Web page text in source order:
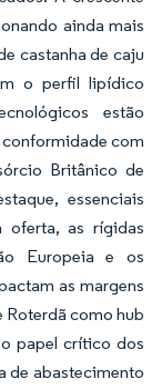
ainda mais
castanha de caju
o perfil lipídico
estão
com
Britânico de
essenciais
oferta, as rígidas
Europeia e os
as margens
Roterdã como hub
papel crítico dos
de abastecimento